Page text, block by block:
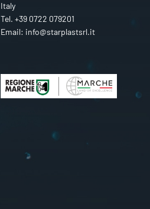
Italy
Tel. +39 0722 079201
Email: info@starplastsrl.it